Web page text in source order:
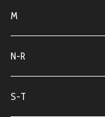
M
N-R
S-T